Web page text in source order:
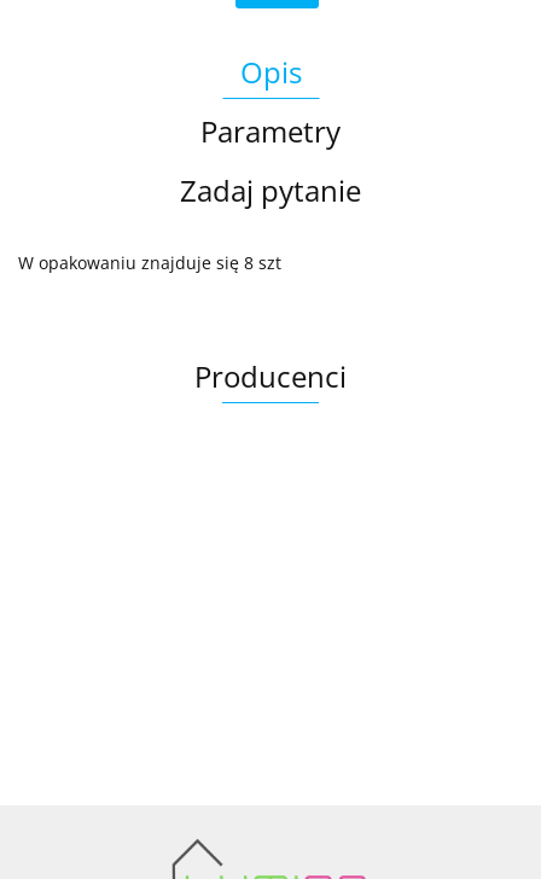
Opis
Parametry
Zadaj pytanie
W opakowaniu znajduje się 8 szt
Producenci